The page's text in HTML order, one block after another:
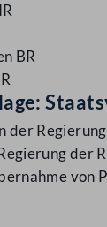
BR
der
der
von